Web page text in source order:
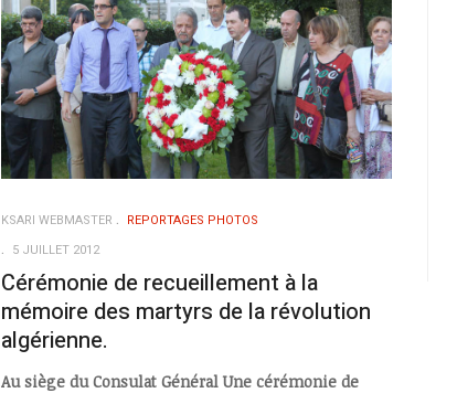
KSARI WEBMASTER
REPORTAGES PHOTOS
5 JUILLET 2012
Cérémonie de recueillement à la
mémoire des martyrs de la révolution
algérienne.
Au siège du Consulat Général Une cérémonie de